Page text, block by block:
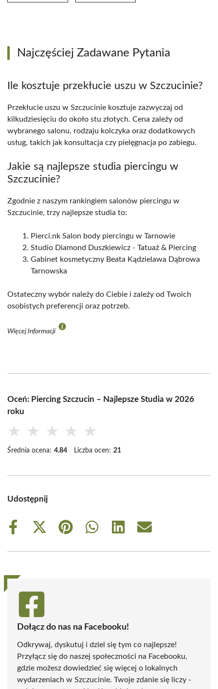
Najczęściej Zadawane Pytania
Ile kosztuje przekłucie uszu w Szczucinie?
Przekłucie uszu w Szczucinie kosztuje zazwyczaj od
kilkudziesięciu do około stu złotych. Cena zależy od
wybranego salonu, rodzaju kolczyka oraz dodatkowych
usług, takich jak konsultacja czy pielęgnacja po zabiegu.
Jakie są najlepsze studia piercingu w
Szczucinie?
Zgodnie z naszym rankingiem salonów piercingu w
Szczucinie, trzy najlepsze studia to:
Pierci.nk Salon body piercingu w Tarnowie
Studio Diamond Duszkiewicz - Tatuaż & Piercing
Gabinet kosmetyczny Beata Kądzielawa Dąbrowa
Tarnowska
Ostateczny wybór należy do Ciebie i zależy od Twoich
osobistych preferencji oraz potrzeb.
Więcej Informacji
Oceń: Piercing Szczucin – Najlepsze Studia w 2026
roku
★ ★ ★ ★ ★
Średnia ocena: 4.84 Liczba ocen: 21
Udostępnij
Share
Share
(Twitter)
Share
Share
Share
Share
Dołącz do nas na Facebooku!
Odkrywaj, dyskutuj i dziel się tym co najlepsze!
Przyłącz się do naszej społeczności na Facebooku,
gdzie możesz dowiedzieć się więcej o lokalnych
wydarzeniach w Szczucinie. Twoje zdanie się liczy -